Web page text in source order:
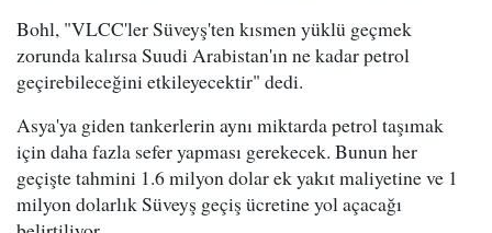
Bohl, "VLCC'ler Süveyş'ten kısmen yüklü geçmek
zorunda kalırsa Suudi Arabistan'ın ne kadar petrol
geçirebileceğini etkileyecektir" dedi.
Asya'ya giden tankerlerin aynı miktarda petrol taşımak
için daha fazla sefer yapması gerekecek. Bunun her
geçişte tahmini 1.6 milyon dolar ek yakıt maliyetine ve 1
milyon dolarlık Süveyş geçiş ücretine yol açacağı